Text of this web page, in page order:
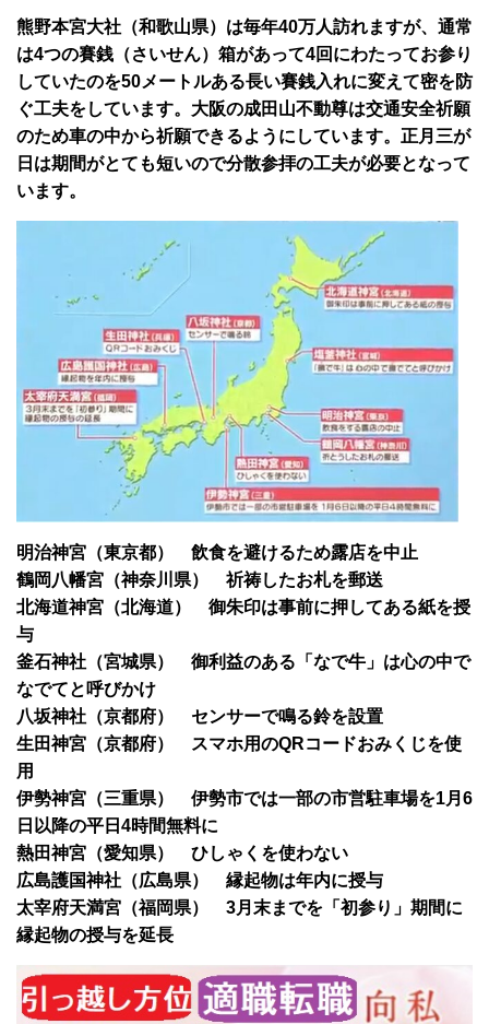
熊野本宮大社（和歌山県）は毎年40万人訪れますが、通常
は4つの賽銭（さいせん）箱があって4回にわたってお参り
していたのを50メートルある長い賽銭入れに変えて密を防
ぐ工夫をしています。大阪の成田山不動尊は交通安全祈願
のため車の中から祈願できるようにしています。正月三が
日は期間がとても短いので分散参拝の工夫が必要となって
います。
明治神宮（東京都） 飲食を避けるため露店を中止
鶴岡八幡宮（神奈川県） 祈祷したお札を郵送
北海道神宮（北海道） 御朱印は事前に押してある紙を授
与
釜石神社（宮城県） 御利益のある「なで牛」は心の中で
なでてと呼びかけ
八坂神社（京都府） センサーで鳴る鈴を設置
生田神宮（京都府） スマホ用のQRコードおみくじを使
用
伊勢神宮（三重県） 伊勢市では一部の市営駐車場を1月6
日以降の平日4時間無料に
熱田神宮（愛知県） ひしゃくを使わない
広島護国神社（広島県） 縁起物は年内に授与
太宰府天満宮（福岡県） 3月末までを「初参り」期間に
縁起物の授与を延長